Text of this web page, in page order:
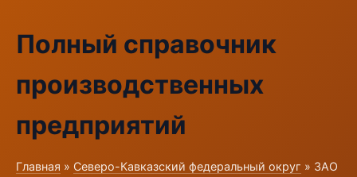
Полный справочник
производственных
предприятий
Главная » Северо-Кавказский федеральный округ » ЗАО